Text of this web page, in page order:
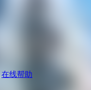
在线帮助